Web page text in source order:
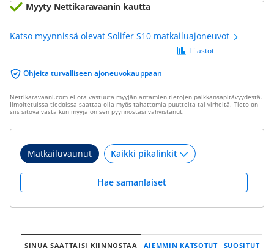
Myyty Nettikaravaanin kautta
Katso myynnissä olevat Solifer S10 matkailuajoneuvot
Ohjeita turvalliseen ajoneuvokauppaan
Tilastot
Nettikaravaani.com ei ota vastuuta myyjän antamien tietojen paikkansapitävyydestä.
Ilmoitetuissa tiedoissa saattaa olla myös tahattomia puutteita tai virheitä. Tieto on
siis sitova vasta kun myyjä on sen pyynnöstäsi vahvistanut.
Matkailuvaunut
Hae samanlaiset
SINUA SAATTAISI KIINNOSTAA AIEMMIN KATSOTUT SUOSITUT